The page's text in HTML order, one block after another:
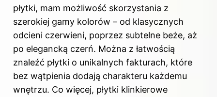
płytki, mam możliwość skorzystania z
szerokiej gamy kolorów – od klasycznych
odcieni czerwieni, poprzez subtelne beże, aż
po elegancką czerń. Można z łatwością
znaleźć płytki o unikalnych fakturach, które
bez wątpienia dodają charakteru każdemu
wnętrzu. Co więcej, płytki klinkierowe